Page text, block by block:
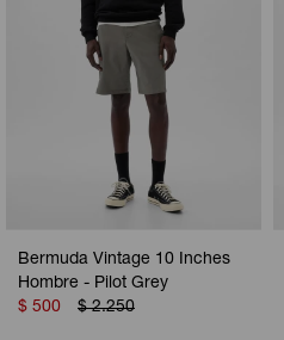
Bermuda Vintage 10 Inches
Hombre - Pilot Grey
$ 500 $ 2.250